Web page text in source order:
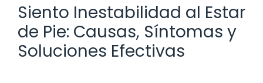
Siento Inestabilidad al Estar
de Pie: Causas, Síntomas y
Soluciones Efectivas